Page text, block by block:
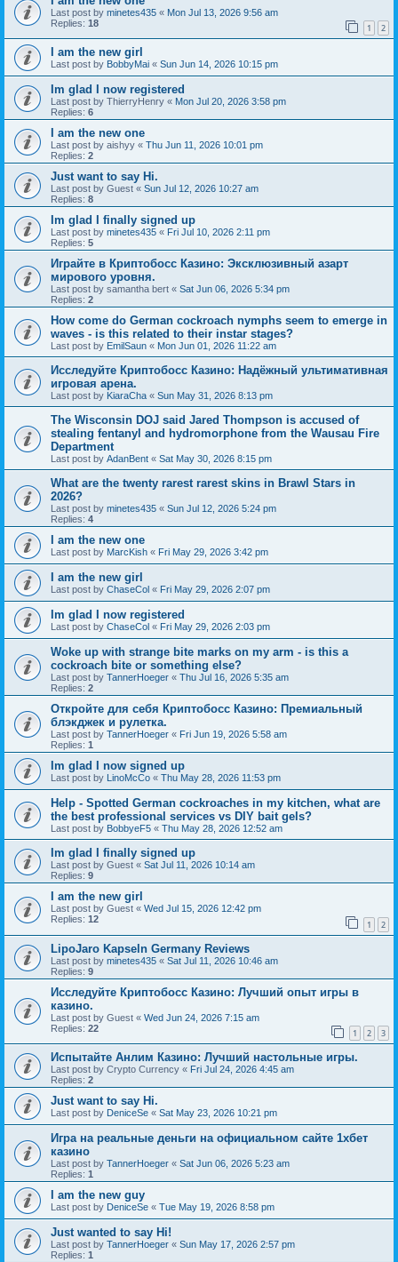
Last post by minetes435 « Mon Jul 13, 2026 9:56 am
Replies: 18 1 2
I am the new girl
Last post by BobbyMai « Sun Jun 14, 2026 10:15 pm
Im glad I now registered
Last post by ThierryHenry « Mon Jul 20, 2026 3:58 pm
Replies: 6
I am the new one
Last post by aishyy « Thu Jun 11, 2026 10:01 pm
Replies: 2
Just want to say Hi.
Last post by Guest « Sun Jul 12, 2026 10:27 am
Replies: 8
Im glad I finally signed up
Last post by minetes435 « Fri Jul 10, 2026 2:11 pm
Replies: 5
Играйте в Криптобосс Казино: Эксклюзивный азарт
мирового уровня.
Last post by samantha bert « Sat Jun 06, 2026 5:34 pm
Replies: 2
How come do German cockroach nymphs seem to emerge in
waves - is this related to their instar stages?
Last post by EmilSaun « Mon Jun 01, 2026 11:22 am
Исследуйте Криптобосс Казино: Надёжный ультимативная
игровая арена.
Last post by KiaraCha « Sun May 31, 2026 8:13 pm
The Wisconsin DOJ said Jared Thompson is accused of
stealing fentanyl and hydromorphone from the Wausau Fire
Department
Last post by AdanBent « Sat May 30, 2026 8:15 pm
What are the twenty rarest rarest skins in Brawl Stars in
2026?
Last post by minetes435 « Sun Jul 12, 2026 5:24 pm
Replies: 4
I am the new one
Last post by MarcKish « Fri May 29, 2026 3:42 pm
I am the new girl
Last post by ChaseCol « Fri May 29, 2026 2:07 pm
Im glad I now registered
Last post by ChaseCol « Fri May 29, 2026 2:03 pm
Woke up with strange bite marks on my arm - is this a
cockroach bite or something else?
Last post by TannerHoeger « Thu Jul 16, 2026 5:35 am
Replies: 2
Откройте для себя Криптобосс Казино: Премиальный
блэкджек и рулетка.
Last post by TannerHoeger « Fri Jun 19, 2026 5:58 am
Replies: 1
Im glad I now signed up
Last post by LinoMcCo « Thu May 28, 2026 11:53 pm
Help - Spotted German cockroaches in my kitchen, what are
the best professional services vs DIY bait gels?
Last post by BobbyeF5 « Thu May 28, 2026 12:52 am
Im glad I finally signed up
Last post by Guest « Sat Jul 11, 2026 10:14 am
Replies: 9
I am the new girl
Last post by Guest « Wed Jul 15, 2026 12:42 pm
Replies: 12 1 2
LipoJaro Kapseln Germany Reviews
Last post by minetes435 « Sat Jul 11, 2026 10:46 am
Replies: 9
Исследуйте Криптобосс Казино: Лучший опыт игры в
казино.
Last post by Guest « Wed Jun 24, 2026 7:15 am
Replies: 22 1 2 3
Испытайте Анлим Казино: Лучший настольные игры.
Last post by Crypto Currency « Fri Jul 24, 2026 4:45 am
Replies: 2
Just want to say Hi.
Last post by DeniceSe « Sat May 23, 2026 10:21 pm
Игра на реальные деньги на официальном сайте 1хбет
казино
Last post by TannerHoeger « Sat Jun 06, 2026 5:23 am
Replies: 1
I am the new guy
Last post by DeniceSe « Tue May 19, 2026 8:58 pm
Just wanted to say Hi!
Last post by TannerHoeger « Sun May 17, 2026 2:57 pm
Replies: 1